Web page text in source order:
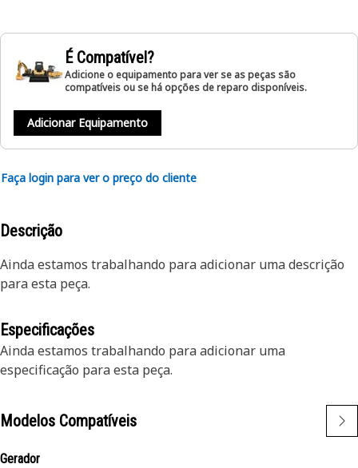
É Compatível?
Adicione o equipamento para ver se as peças são
compatíveis ou se há opções de reparo disponíveis.
Adicionar Equipamento
Faça login para ver o preço do cliente
Descrição
Ainda estamos trabalhando para adicionar uma descrição
para esta peça.
Especificações
Ainda estamos trabalhando para adicionar uma
especificação para esta peça.
Modelos Compatíveis
Gerador